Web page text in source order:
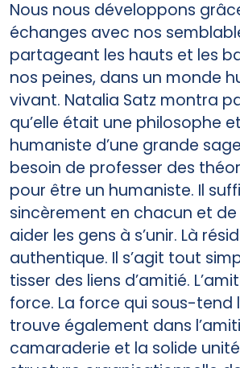
Nous nous développons
échanges avec nos
partageant les hauts et les
nos peines, dans un monde
vivant. Natalia Satz montra
qu’elle était une philosophe
humaniste d’une grande
besoin de professer des
pour être un humaniste. Il
sincèrement en chacun et
aider les gens à s’unir. Là
authentique. Il s’agit tout
tisser des liens d’amitié.
force. La force qui sous-­tend
trouve également dans
camaraderie et la solide